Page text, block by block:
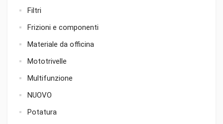
Filtri
Frizioni e componenti
Materiale da officina
Mototrivelle
Multifunzione
NUOVO
Potatura